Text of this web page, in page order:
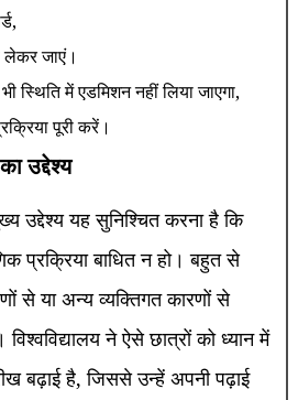
जाएं।
स्थिति में एडमिशन नहीं लिया जाएगा,
पूरी करें।
उद्देश्य
उद्देश्य यह सुनिश्चित करना है कि
प्रक्रिया बाधित न हो। बहुत से
से या अन्य व्यक्तिगत कारणों से
ने ऐसे छात्रों को ध्यान में
बढ़ाई है, जिससे उन्हें अपनी पढ़ाई